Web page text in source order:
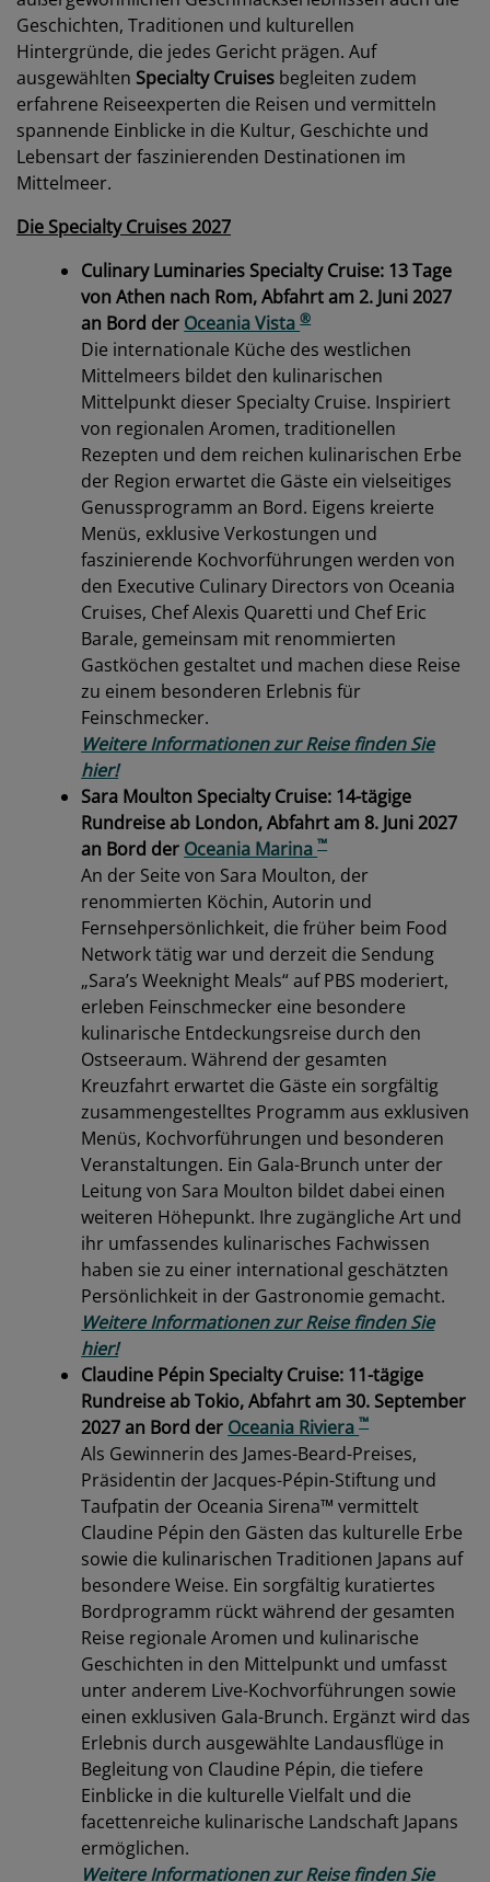
Geschichten, Traditionen und kulturellen
Hintergründe, die jedes Gericht prägen. Auf
ausgewählten Specialty Cruises begleiten zudem
erfahrene Reiseexperten die Reisen und vermitteln
spannende Einblicke in die Kultur, Geschichte und
Lebensart der faszinierenden Destinationen im
Mittelmeer.
Die Specialty Cruises 2027
Culinary Luminaries Specialty Cruise: 13 Tage
von Athen nach Rom, Abfahrt am 2. Juni 2027
an Bord der Oceania Vista®
Die internationale Küche des westlichen
Mittelmeers bildet den kulinarischen
Mittelpunkt dieser Specialty Cruise. Inspiriert
von regionalen Aromen, traditionellen
Rezepten und dem reichen kulinarischen Erbe
der Region erwartet die Gäste ein vielseitiges
Genussprogramm an Bord. Eigens kreierte
Menüs, exklusive Verkostungen und
faszinierende Kochvorführungen werden von
den Executive Culinary Directors von Oceania
Cruises, Chef Alexis Quaretti und Chef Eric
Barale, gemeinsam mit renommierten
Gastköchen gestaltet und machen diese Reise
zu einem besonderen Erlebnis für
Feinschmecker.
Weitere Informationen zur Reise finden Sie
hier!
Sara Moulton Specialty Cruise: 14-tägige
Rundreise ab London, Abfahrt am 8. Juni 2027
an Bord der Oceania Marina™
An der Seite von Sara Moulton, der
renommierten Köchin, Autorin und
Fernsehpersönlichkeit, die früher beim Food
Network tätig war und derzeit die Sendung
„Sara’s Weeknight Meals“ auf PBS moderiert,
erleben Feinschmecker eine besondere
kulinarische Entdeckungsreise durch den
Ostseeraum. Während der gesamten
Kreuzfahrt erwartet die Gäste ein sorgfältig
zusammengestelltes Programm aus exklusiven
Menüs, Kochvorführungen und besonderen
Veranstaltungen. Ein Gala-Brunch unter der
Leitung von Sara Moulton bildet dabei einen
weiteren Höhepunkt. Ihre zugängliche Art und
ihr umfassendes kulinarisches Fachwissen
haben sie zu einer international geschätzten
Persönlichkeit in der Gastronomie gemacht.
Weitere Informationen zur Reise finden Sie
hier!
Claudine Pépin Specialty Cruise: 11-tägige
Rundreise ab Tokio, Abfahrt am 30. September
2027 an Bord der Oceania Riviera™
Als Gewinnerin des James-Beard-Preises,
Präsidentin der Jacques-Pépin-Stiftung und
Taufpatin der Oceania Sirena™ vermittelt
Claudine Pépin den Gästen das kulturelle Erbe
sowie die kulinarischen Traditionen Japans auf
besondere Weise. Ein sorgfältig kuratiertes
Bordprogramm rückt während der gesamten
Reise regionale Aromen und kulinarische
Geschichten in den Mittelpunkt und umfasst
unter anderem Live-Kochvorführungen sowie
einen exklusiven Gala-Brunch. Ergänzt wird das
Erlebnis durch ausgewählte Landausflüge in
Begleitung von Claudine Pépin, die tiefere
Einblicke in die kulturelle Vielfalt und die
facettenreiche kulinarische Landschaft Japans
ermöglichen.
Weitere Informationen zur Reise finden Sie